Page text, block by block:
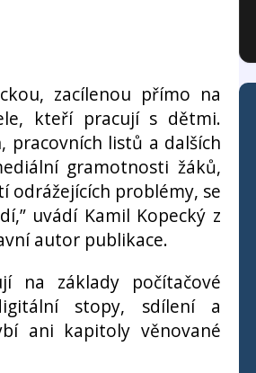
zacílenou přímo na
kteří pracují s dětmi.
listů a dalších
gramotnosti žáků,
odrážejících problémy, se
uvádí Kamil Kopecký z
autor publikace.
na základy počítačové
stopy, sdílení a
ani kapitoly věnované